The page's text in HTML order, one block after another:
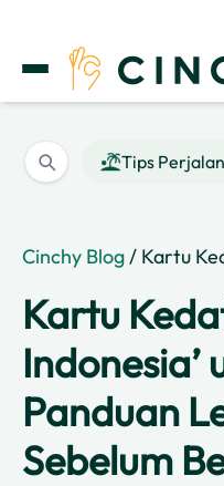
Tips
Cinchy Blog/ Kartu Kedatangan
Kartu
Indonesia’
Panduan
Sebelum